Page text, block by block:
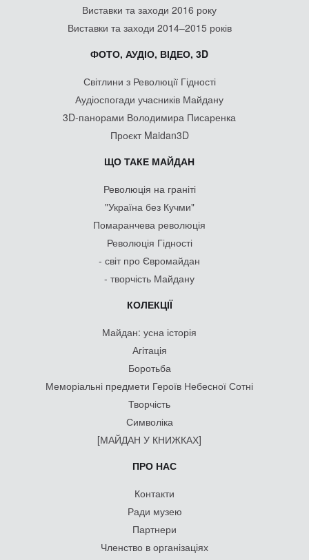
Виставки та заходи 2016 року
Виставки та заходи 2014–2015 років
ФОТО, АУДІО, ВІДЕО, 3D
Світлини з Революції Гідності
Аудіоспогади учасників Майдану
3D-панорами Володимира Писаренка
Проєкт Maidan3D
ЩО ТАКЕ МАЙДАН
Революція на граніті
"Україна без Кучми"
Помаранчева революція
Революція Гідності
- світ про Євромайдан
- творчість Майдану
КОЛЕКЦІЇ
Майдан: усна історія
Агітація
Боротьба
Меморіальні предмети Героїв Небесної Сотні
Творчість
Символіка
[МАЙДАН У КНИЖКАХ]
ПРО НАС
Контакти
Ради музею
Партнери
Членство в організаціях